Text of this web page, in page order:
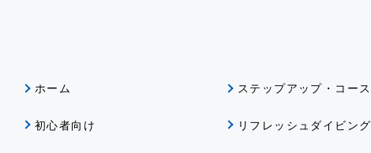
ホーム
初心者向け
ステップアップ・コース
リフレッシュダイビング